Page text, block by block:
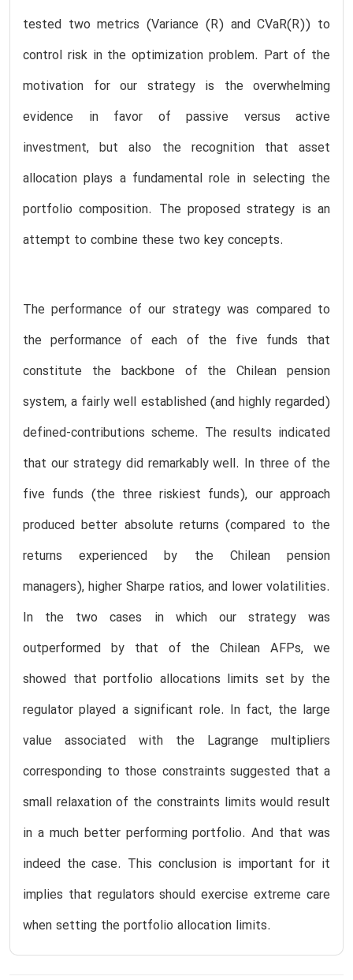
tested two metrics (Variance (R) and CVaR(R)) to
control risk in the optimization problem. Part of the
motivation for our strategy is the overwhelming
evidence in favor of passive versus active
investment, but also the recognition that asset
allocation plays a fundamental role in selecting the
portfolio composition. The proposed strategy is an
attempt to combine these two key concepts.
The performance of our strategy was compared to
the performance of each of the five funds that
constitute the backbone of the Chilean pension
system, a fairly well established (and highly regarded)
defined-contributions scheme. The results indicated
that our strategy did remarkably well. In three of the
five funds (the three riskiest funds), our approach
produced better absolute returns (compared to the
returns experienced by the Chilean pension
managers), higher Sharpe ratios, and lower volatilities.
In the two cases in which our strategy was
outperformed by that of the Chilean AFPs, we
showed that portfolio allocations limits set by the
regulator played a significant role. In fact, the large
value associated with the Lagrange multipliers
corresponding to those constraints suggested that a
small relaxation of the constraints limits would result
in a much better performing portfolio. And that was
indeed the case. This conclusion is important for it
implies that regulators should exercise extreme care
when setting the portfolio allocation limits.